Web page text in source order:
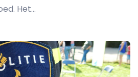
Het...